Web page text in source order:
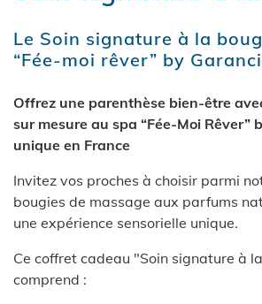
Le Soin signature à la
“Fée-moi rêver” by
Offrez une parenthèse bien-être
sur mesure au spa “Fée-Moi Rêver”
unique en France
Invitez vos proches à choisir parmi
bougies de massage aux parfums
une expérience sensorielle unique.
Ce coffret cadeau "Soin signature à
comprend :